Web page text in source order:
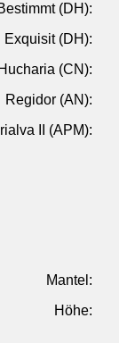
(DH):
Exquisit (DH):
Hucharia (CN):
Regidor (AN):
II (APM):
Mantel:
Höhe: